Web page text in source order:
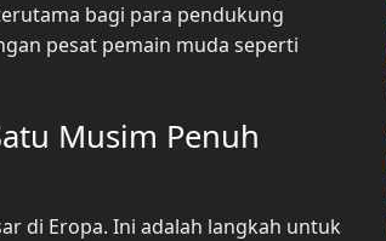
bagi para pendukung
pesat pemain muda seperti
Musim Penuh
di Eropa. Ini adalah langkah untuk